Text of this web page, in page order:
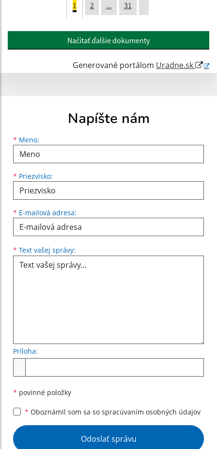
1 2 ... 31
Načítať ďalšie dokumenty
Generované portálom Uradne.sk
Napíšte nám
* Meno:
Meno
* Priezvisko:
Priezvisko
* E-mailová adresa:
E-mailová adresa
* Text vašej správy:
Príloha:
* povinné položky
* Oboznámil som sa so spracúvaním osobných údajov
Google reCaptcha Response
Odoslať správu